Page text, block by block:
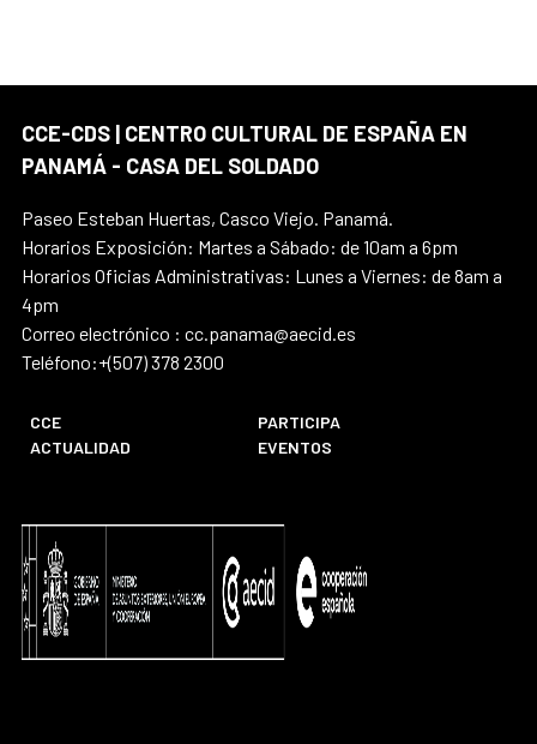
CCE-CDS | CENTRO CULTURAL DE ESPAÑA EN
PANAMÁ - CASA DEL SOLDADO
Paseo Esteban Huertas, Casco Viejo. Panamá.
Horarios Exposición: Martes a Sábado: de 10am a 6pm
Horarios Oficias Administrativas: Lunes a Viernes: de 8am a
4pm
Correo electrónico : cc.panama@aecid.es
Teléfono:+(507) 378 2300
CCE
PARTICIPA
ACTUALIDAD
EVENTOS